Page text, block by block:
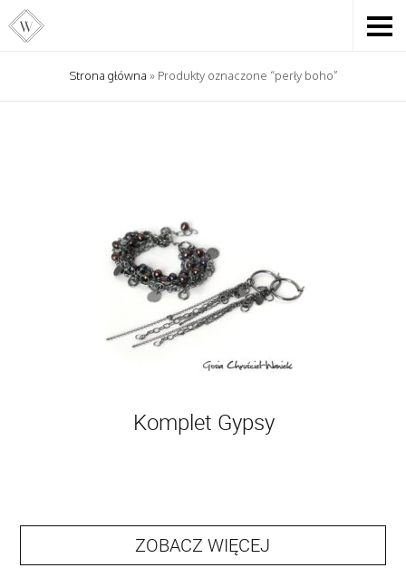
Strona główna » Produkty oznaczone “perły boho”
Komplet Gypsy
ZOBACZ WIĘCEJ